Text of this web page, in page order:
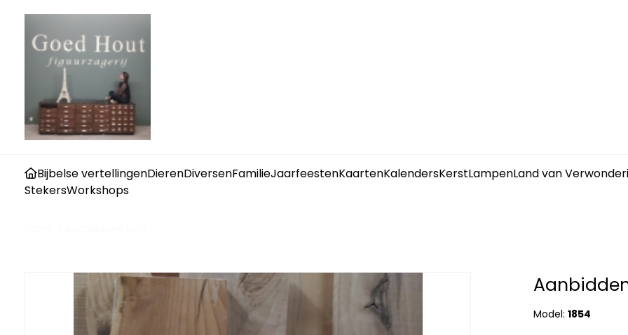
Bijbelse vertellingenDierenDiversenFamilieJaarfeestenKaartenKalendersKerstLampenLand van
StekersWorkshops
Model:1854